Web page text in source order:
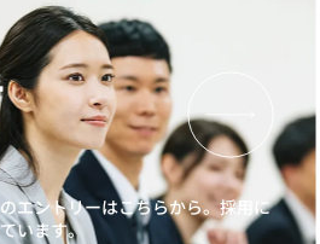
エントリーはこちらから。採用に
います。